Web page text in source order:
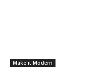
Make it Modern